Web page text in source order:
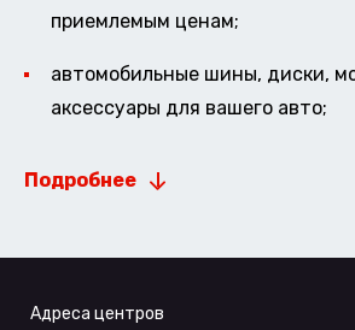
приемлемым ценам;
автомобильные шины, диски,
аксессуары для вашего авто;
Подробнее
Адреса центров